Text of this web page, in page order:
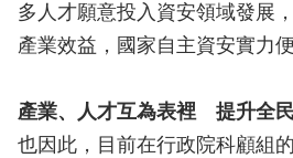
多人才願意投入資安領域發展
產業效益，國家自主資安實力
產業、人才互為表裡 提升全
也因此，目前在行政院科顧組